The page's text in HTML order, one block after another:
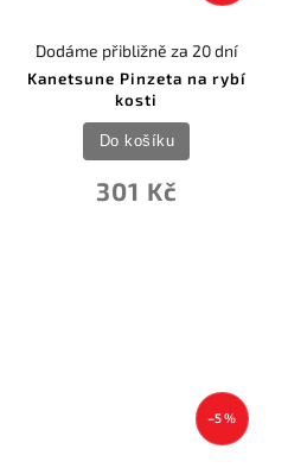
Kanetsune Pinzeta na rybí
kosti
Dodáme přibližně za 20 dní
301 Kč
Do košíku
–5 %